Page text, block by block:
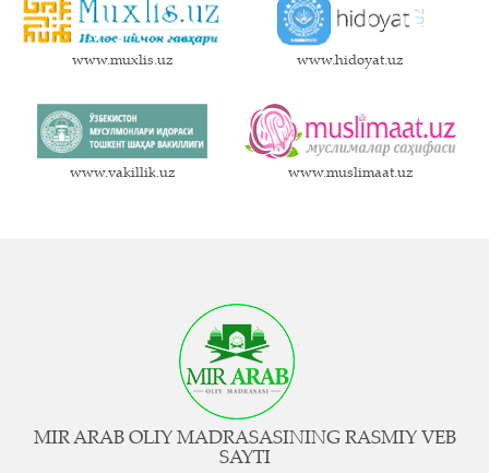
www.muxlis.uz www.hidoyat.uz
www.vakillik.uz www.muslimaat.uz
MIR ARAB OLIY MADRASASINING RASMIY VEB
SAYTI